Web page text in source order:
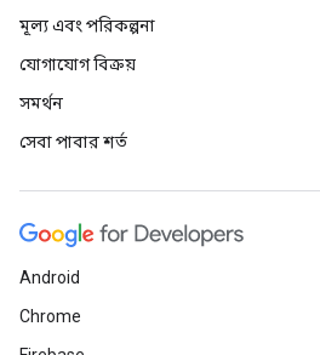
মূল্য এবং পরিকল্পনা
যোগাযোগ বিক্রয়
সমর্থন
সেবা পাবার শর্ত
Android
Chrome